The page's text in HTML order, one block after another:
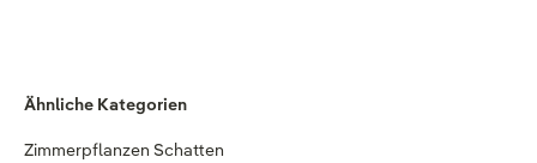
Ähnliche Kategorien
Zimmerpflanzen Schatten